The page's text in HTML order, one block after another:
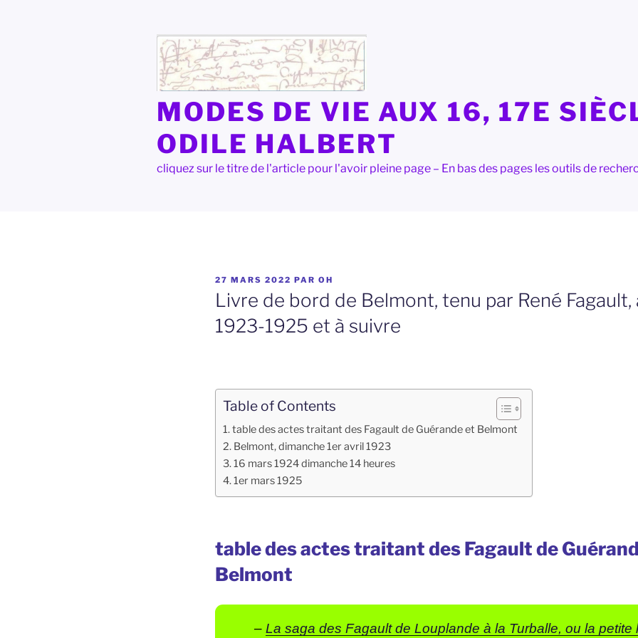
MODES DE VIE AUX 16, 17E
ODILE HALBERT
cliquez sur le titre de l'article pour l'avoir pleine page – En bas des pages les outils de
PUBLIÉ
LE
27 MARS 2022 PAR OH
Livre de bord de Belmont, tenu par René Fagault,
1923-1925 et à suivre
Table of Contents
table des actes traitant des Fagault de Guérande et Belmont
Belmont, dimanche 1er avril 1923
16 mars 1924 dimanche 14 heures
1er mars 1925
table des actes traitant des Fagault de
Belmont
– La saga des Fagault de Louplande à la Turballe, ou la petite